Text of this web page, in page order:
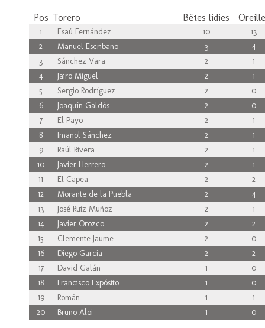
Pos Torero Bêtes lidies
1 Esaú Fernández 10
13
2
Manuel Escribano 3
4
3
Sánchez Vara 2
1
4
Jairo Miguel 2
1
5
Sergio Rodríguez 2
0
6
Joaquín Galdós 2
0
7
El Payo 2
1
8
Imanol Sánchez 2
1
9
Raúl Rivera 2
1
10
Javier Herrero 2
1
11
El Capea 2
2
12
Morante de la Puebla 2
4
13
José Ruiz Muñoz 2
1
14
Javier Orozco 2
2
15
Clemente Jaume 2
0
16
Diego Garcia 2
2
17
David Galán 1
0
18
Francisco Expósito 1
0
19
Román 1
1
20
Bruno Aloi 1 0